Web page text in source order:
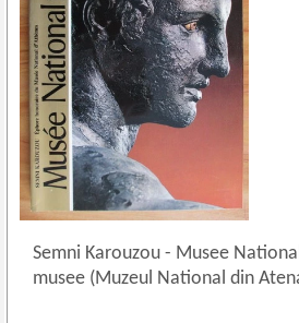
Semni Karouzou- Musee
musee (Muzeul National din